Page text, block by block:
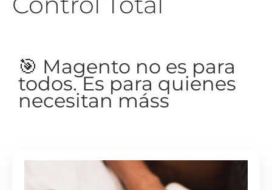
🎯 Magento no es para
todos. Es para quienes
necesitan máss